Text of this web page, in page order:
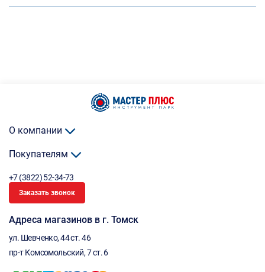
О компании
Покупателям
+7 (3822) 52-34-73
Заказать звонок
Адреса магазинов в г. Томск
ул. Шевченко, 44 ст. 46
пр-т Комсомольский, 7 ст. 6